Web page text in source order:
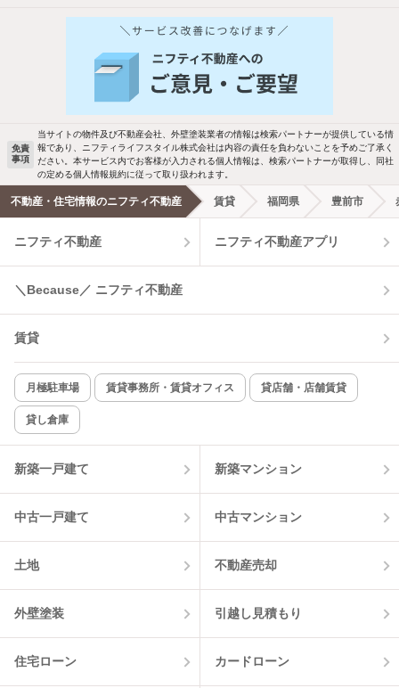
バス・トイレ別 2階以上
洗濯機置場あり 独立洗面台
エアコンあり 都市ガス
温水洗浄便座 オートロック
コンロ2口以上
新着のみ インターネット無料
該当件数:
0件
免責
事項
当サイトの物件及び不動産会社、外壁塗装業者の情報は検索パートナーが提供している情
報であり、ニフティライフスタイル株式会社は内容の責任を負わないことを予めご了承く
ださい。本サービス内でお客様が入力される個人情報は、検索パートナーが取得し、同社
の定める個人情報規約に従って取り扱われます。
不動産・住宅情報のニフティ不動産 賃貸 福岡県 豊前市
ニフティ不動産 ニフティ不動産アプリ
＼Because／ ニフティ不動産
賃貸
月極駐車場 賃貸事務所・賃貸オフィス 貸店舗・店舗賃貸
貸し倉庫
新築一戸建て 新築マンション
中古一戸建て 中古マンション
土地 不動産売却
外壁塗装 引越し見積もり
住宅ローン カードローン